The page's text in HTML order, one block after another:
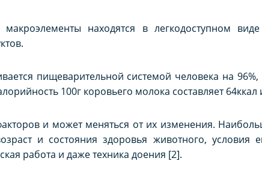
находятся в легкодоступном
пищеварительной системой человека на
100г коровьего молока составляет
и может меняться от их изменения.
и состояния здоровья животного, условия
работа и даже техника доения [2].